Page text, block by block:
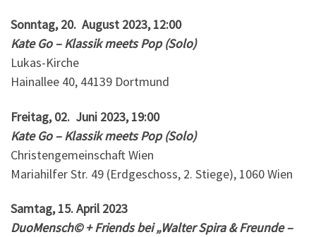
Sonntag, 20. August 2023, 12:00
Kate Go – Klassik meets Pop (Solo)
Lukas-Kirche
Hainallee 40, 44139 Dortmund
Freitag, 02. Juni 2023, 19:00
Kate Go – Klassik meets Pop (Solo)
Christengemeinschaft Wien
Mariahilfer Str. 49 (Erdgeschoss, 2. Stiege), 1060 Wien
Samtag, 15. April 2023
DuoMensch© + Friends bei „Walter Spira & Freunde –